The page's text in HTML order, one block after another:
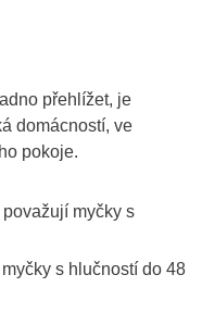
přehlížet, je
domácností, ve
pokoje.
myčky s
s hlučností do 48